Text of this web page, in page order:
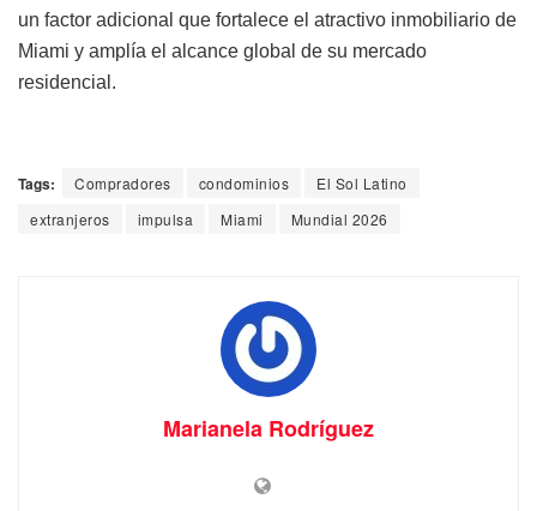
un factor adicional que fortalece el atractivo inmobiliario de
Miami y amplía el alcance global de su mercado
residencial.
Tags: Compradores condominios
El Sol Latino
extranjeros
impulsa Miami Mundial 2026
Marianela Rodríguez